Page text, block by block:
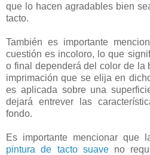
que lo hacen agradables bien
tacto.
También es importante
cuestión es incoloro, lo que
o final dependerá del color de la
imprimación que se elija en
es aplicada sobre una
dejará entrever las
fondo.
Es importante mencionar que
pintura de tacto suave
no